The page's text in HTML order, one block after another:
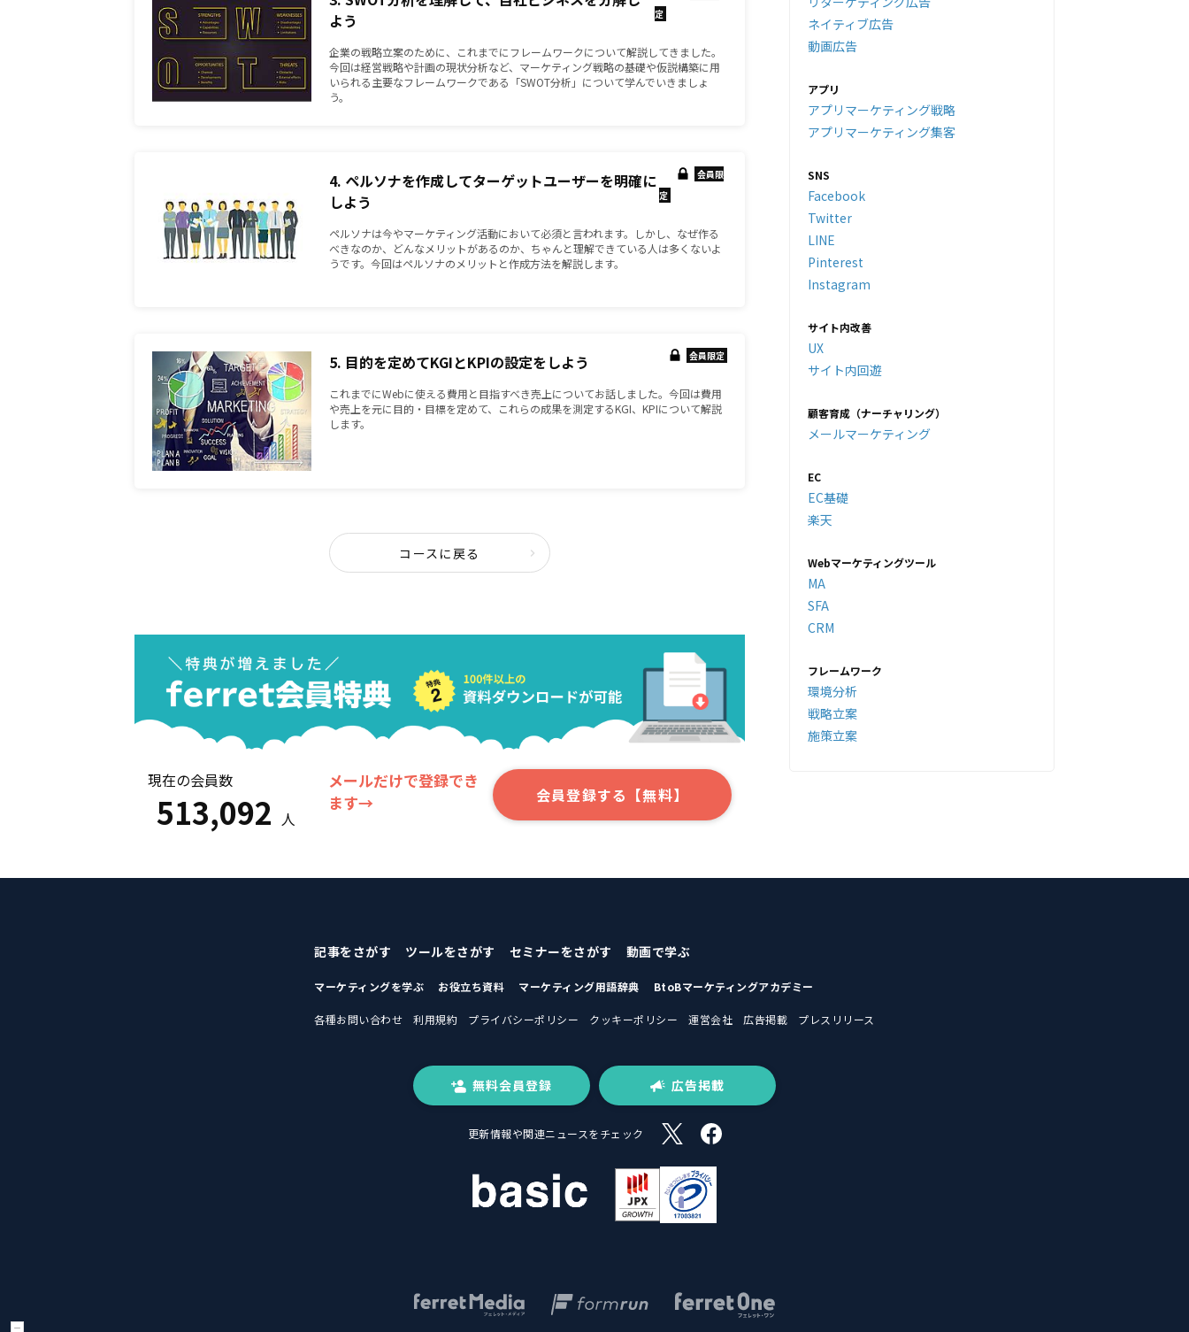
よう
定
企業の戦略立案のために、これまでにフレームワークについて解説してきました。
今回は経営戦略や計画の現状分析など、マーケティング戦略の基礎や仮説構築に用
いられる主要なフレームワークである「SWOT分析」について学んでいきましょ
う。
4. ペルソナを作成してターゲットユーザーを明確に
しよう
会員限
定
ペルソナは今やマーケティング活動において必須と言われます。しかし、なぜ作る
べきなのか、どんなメリットがあるのか、ちゃんと理解できている人は多くないよ
うです。今回はペルソナのメリットと作成方法を解説します。
5. 目的を定めてKGIとKPIの設定をしよう 会員限定
これまでにWebに使える費用と目指すべき売上についてお話しました。今回は費用
や売上を元に目的・目標を定めて、これらの成果を測定するKGI、KPIについて解説
します。
コースに戻る
現在の会員数
513,092 人
メールだけで登録でき
ます→
会員登録する【無料】
ネイティブ広告
動画広告
アプリ
アプリマーケティング戦略
アプリマーケティング集客
SNS
Facebook
Twitter
LINE
Pinterest
Instagram
サイト内改善
UX
サイト内回遊
顧客育成（ナーチャリング）
メールマーケティング
EC
EC基礎
楽天
Webマーケティングツール
MA
SFA
CRM
フレームワーク
環境分析
戦略立案
施策立案
記事をさがす ツールをさがす セミナーをさがす 動画で学ぶ
マーケティングを学ぶ お役立ち資料 マーケティング用語辞典 BtoBマーケティングアカデミー
各種お問い合わせ 利用規約 プライバシーポリシー クッキーポリシー 運営会社 広告掲載 プレスリリース
無料会員登録 広告掲載
更新情報や関連ニュースをチェック